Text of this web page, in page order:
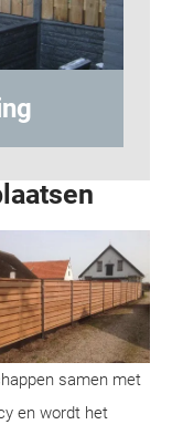
samen met
en wordt het